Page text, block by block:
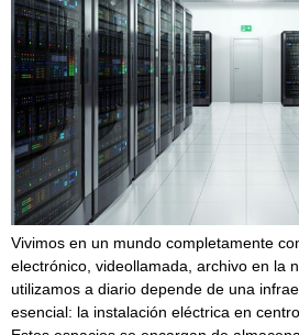
Vivimos en un mundo completamente
electrónico, videollamada, archivo en la
utilizamos a diario depende de una
esencial: la instalación eléctrica en